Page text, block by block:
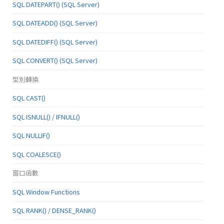
SQL DATEPART() (SQL Server)
SQL DATEADD() (SQL Server)
SQL DATEDIFF() (SQL Server)
SQL CONVERT() (SQL Server)
型別轉換
SQL CAST()
SQL ISNULL() / IFNULL()
SQL NULLIF()
SQL COALESCE()
窗口函數
SQL Window Functions
SQL RANK() / DENSE_RANK()